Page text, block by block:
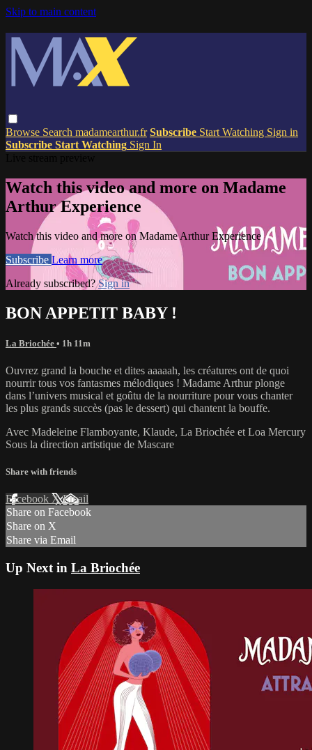
Skip to main content
Browse Search madamearthur.fr Subscribe Start Watching Sign in
Subscribe Start Watching Sign In
Watch this video and more on Madame
Arthur Experience
Watch this video and more on Madame Arthur Experience
Subscribe Learn more
Already subscribed?Sign in
BON APPETIT BABY !
La Briochée • 1h 11m
Ouvrez grand la bouche et dites aaaaah, les créatures ont de quoi
nourrir tous vos fantasmes mélodiques ! Madame Arthur plonge
dans l’univers musical et goûtu de la nourriture pour vous chanter
les plus grands succès (pas le dessert) qui chantent la bouffe.
Avec Madeleine Flamboyante, Klaude, La Briochée et Loa Mercury
Sous la direction artistique de Mascare
Share with friends
Facebook XEmail
Share on Facebook
Share on X
Share via Email
Up Next in La Briochée